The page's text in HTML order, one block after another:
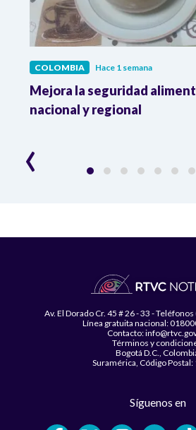
COLOMBIA Hace 1 semana
Mejora la seguridad
nacional y regional
‹
Av. El Dorado Cr. 45 # 26 - 33 -
Línea gratuita nacional:
Contacto:
Términos y
Bogotá D.C.,
Suramérica, Código Postal:
Síguenos en